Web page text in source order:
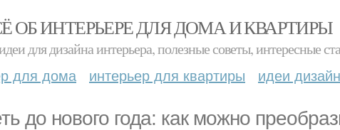
ОБ ИНТЕРЬЕРЕ ДЛЯ ДОМА И КВАРТИРЫ
для дизайна интерьера, полезные советы, интересные
для дома интерьер для квартиры идеи
до нового года: как можно